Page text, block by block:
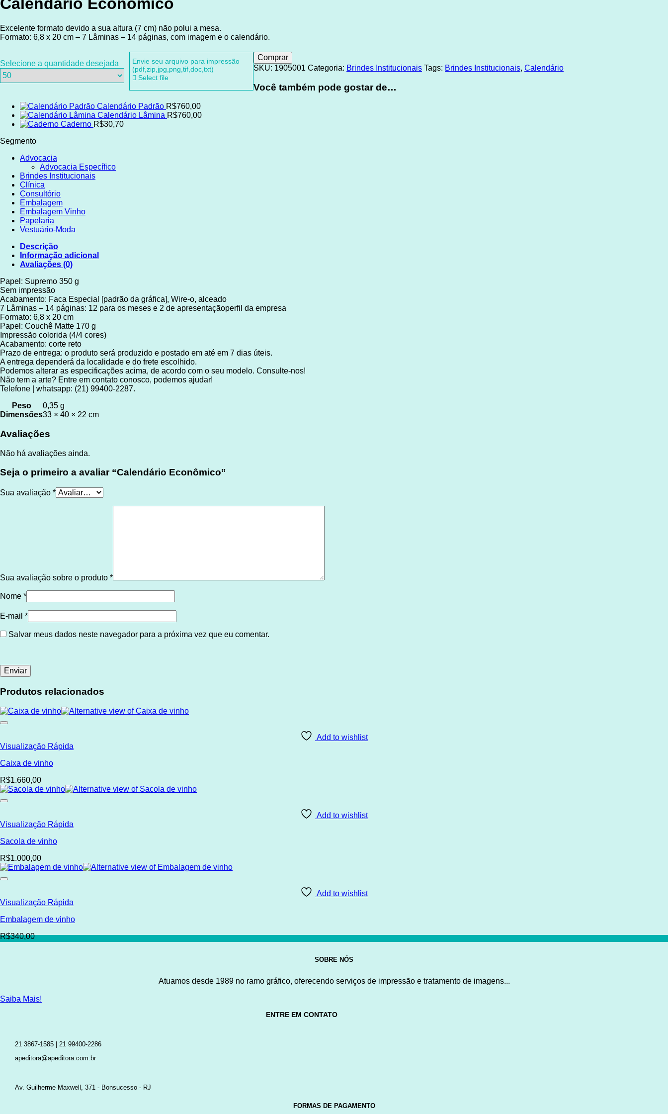
Calendário Econômico
Excelente formato devido a sua altura (7 cm) não polui a mesa.
Formato: 6,8 x 20 cm – 7 Lâminas – 14 páginas, com imagem e o calendário.
Selecione a quantidade desejada
Envie seu arquivo para impressão
(pdf,zip,jpg,png,tif,doc,txt)
Select file
Comprar
SKU: 1905001 Categoria: Brindes Institucionais Tags: Brindes Institucionais, Calendário
Você também pode gostar de…
Calendário Padrão R$760,00
Calendário Lâmina R$760,00
Caderno R$30,70
Segmento
Advocacia
Advocacia Específico
Brindes Institucionais
Clínica
Consultório
Embalagem
Embalagem Vinho
Papelaria
Vestuário-Moda
Descrição
Informação adicional
Avaliações (0)
Papel: Supremo 350 g
Sem impressão
Acabamento: Faca Especial [padrão da gráfica], Wire-o, alceado
7 Lâminas – 14 páginas: 12 para os meses e 2 de apresentaçãoperfil da empresa
Formato: 6,8 x 20 cm
Papel: Couchê Matte 170 g
Impressão colorida (4/4 cores)
Acabamento: corte reto
Prazo de entrega: o produto será produzido e postado em até em 7 dias úteis.
A entrega dependerá da localidade e do frete escolhido.
Podemos alterar as especificações acima, de acordo com o seu modelo. Consulte-nos!
Não tem a arte? Entre em contato conosco, podemos ajudar!
Telefone | whatsapp: (21) 99400-2287.
Peso
0,35 g
Dimensões33 × 40 × 22 cm
Avaliações
Não há avaliações ainda.
Seja o primeiro a avaliar “Calendário Econômico”
Sua avaliação *
Sua avaliação sobre o produto *
Nome *
E-mail *
Salvar meus dados neste navegador para a próxima vez que eu comentar.
Produtos relacionados
Add to wishlist
Visualização Rápida
Caixa de vinho
R$1.660,00
Add to wishlist
Visualização Rápida
Sacola de vinho
R$1.000,00
Add to wishlist
Visualização Rápida
Embalagem de vinho
R$340,00
SOBRE NÓS
Atuamos desde 1989 no ramo gráfico, oferecendo serviços de impressão e tratamento de imagens...
Saiba Mais!
ENTRE EM CONTATO
21 3867-1585 | 21 99400-2286
apeditora@apeditora.com.br
Av. Guilherme Maxwell, 371 - Bonsucesso - RJ
FORMAS DE PAGAMENTO